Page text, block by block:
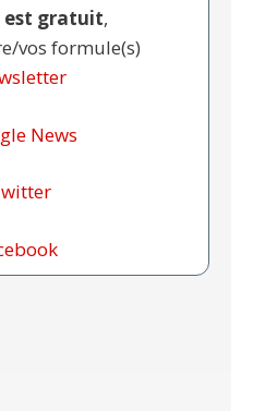
est gratuit,
vos formule(s)
News